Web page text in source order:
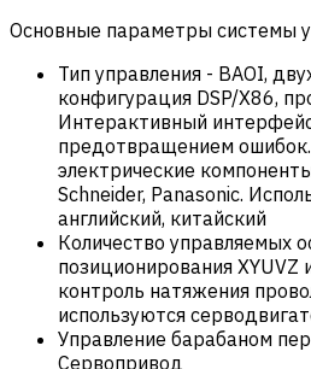
Основные параметры системы
Тип управления - BAOI,
конфигурация DSP/X86,
Интерактивный
предотвращением
электрические
Schneider, Panasonic.
английский, китайский
Количество управляемых
позиционирования XYUVZ
контроль натяжения
используются
Управление барабаном
Сервопривод